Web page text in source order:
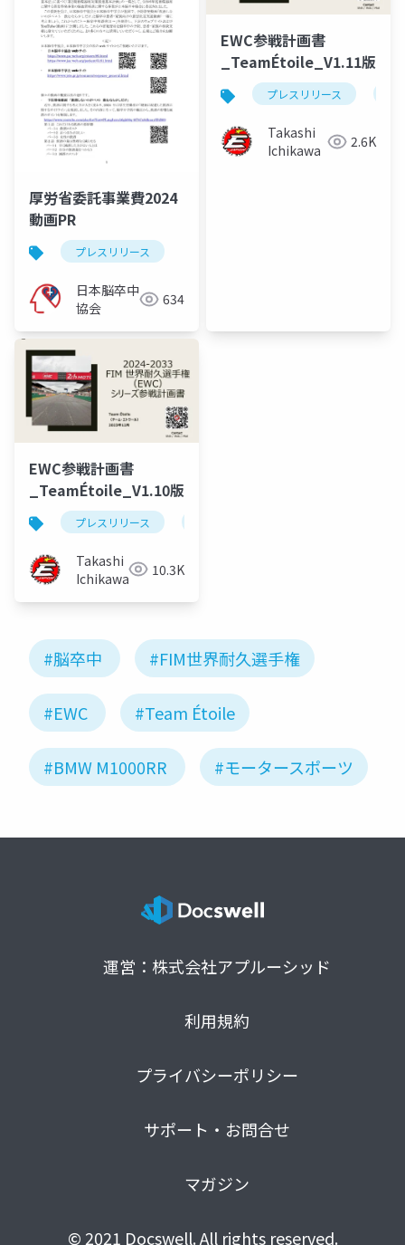
厚労省委託事業費2024
動画PR
プレスリリース
日本脳卒中
協会
634
EWC参戦計画書
_TeamÉtoile_V1.11版
プレスリリース
Takashi
Ichikawa
2.6K
EWC参戦計画書
_TeamÉtoile_V1.10版
プレスリリース
Takashi
Ichikawa
10.3K
#脳卒中 #FIM世界耐久選手権
#EWC #Team Étoile
#BMW M1000RR #モータースポーツ
運営：株式会社アプルーシッド
利用規約
プライバシーポリシー
サポート・お問合せ
マガジン
© 2021 Docswell. All rights reserved.